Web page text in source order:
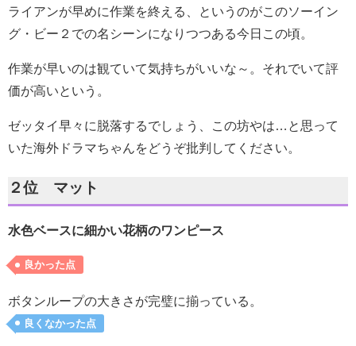
ライアンが早めに作業を終える、というのがこのソーイン
グ・ビー２での名シーンになりつつある今日この頃。
作業が早いのは観ていて気持ちがいいな～。それでいて評
価が高いという。
ゼッタイ早々に脱落するでしょう、この坊やは…と思って
いた海外ドラマちゃんをどうぞ批判してください。
２位 マット
水色ベースに細かい花柄のワンピース
良かった点
ボタンループの大きさが完璧に揃っている。
良くなかった点